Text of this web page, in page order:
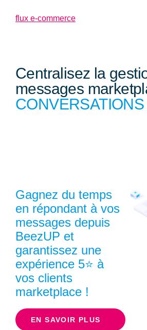
Centralisez la
messages
CONVERSATIONS
Gagnez du temps
en répondant à vos
messages depuis
BeezUP et
garantissez une
expérience 5⭐ à
vos clients
marketplace !
EN SAVOIR PLUS